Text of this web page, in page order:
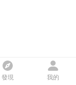
發現 我的